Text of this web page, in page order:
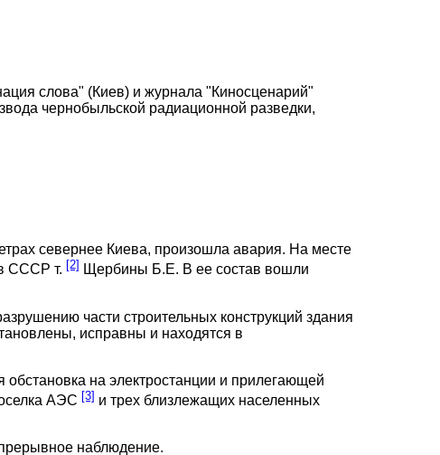
слова" (Киев) и журнала "Киносценарий"
чернобыльской радиационной разведки,
севернее Киева, произошла авария. На месте
СССР т. [2] Щербины Б.Е. В ее состав вошли
части строительных конструкций здания
исправны и находятся в
на электростанции и прилегающей
АЭС [3] и трех близлежащих населенных
наблюдение.